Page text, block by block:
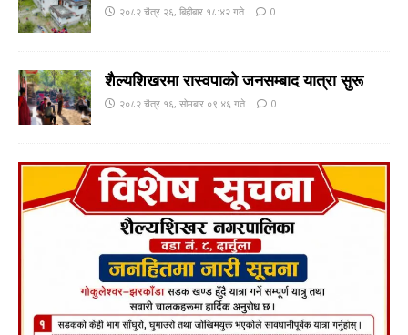
२०८२ चैत्र २६, बिहीबार १८:४२ गते 0
शैल्यशिखरमा रास्वपाकाे जनसम्बाद यात्रा सुरू
२०८२ चैत्र १६, सोमबार ०९:४६ गते 0